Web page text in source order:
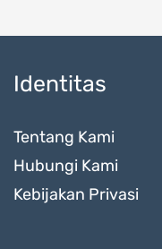
Identitas
Tentang Kami
Hubungi Kami
Kebijakan Privasi